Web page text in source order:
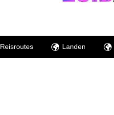
Reisroutes Landen